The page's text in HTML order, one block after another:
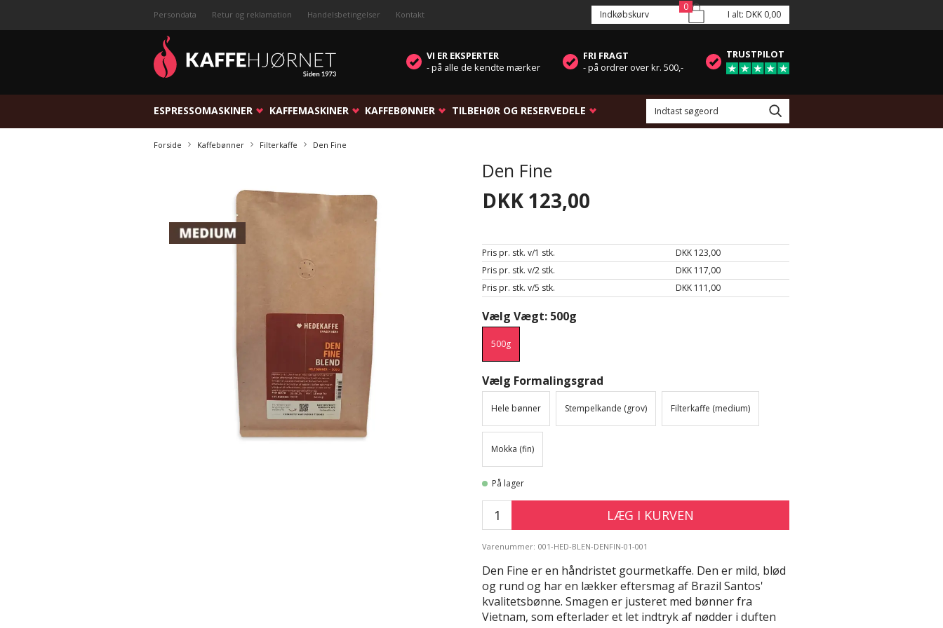
Persondata Retur og reklamation Handelsbetingelser Kontakt Indkøbskurv
0
I alt: DKK 0,00
VI ER EKSPERTER
- på alle de kendte mærker
FRI FRAGT
- på ordrer over kr. 500,-
TRUSTPILOT
ESPRESSOMASKINER KAFFEMASKINER KAFFEBØNNER TILBEHØR OG RESERVEDELE
Forside Kaffebønner Filterkaffe Den Fine
Den Fine
DKK 123,00
Pris pr. stk. v/1 stk.
DKK 123,00
Pris pr. stk. v/2 stk.
DKK 117,00
Pris pr. stk. v/5 stk.
DKK 111,00
Vælg Vægt: 500g
500g
Vælg Formalingsgrad
Hele bønner Stempelkande (grov) Filterkaffe (medium)
Mokka (fin)
På lager
LÆG I KURVEN
Varenummer: 001-HED-BLEN-DENFIN-01-001
Den Fine er en håndristet gourmetkaffe. Den er mild, blød
og rund og har en lækker eftersmag af Brazil Santos'
kvalitetsbønne. Smagen er justeret med bønner fra
Vietnam, som efterlader et let indtryk af nødder i duften